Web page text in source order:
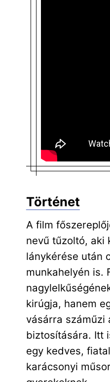
Történet
A film
nevű tűzoltó, aki
lánykérése után
munkahelyén is.
kirúgja, hanem
vásárra száműzi
biztosítására. Itt
egy kedves,
karácsonyi